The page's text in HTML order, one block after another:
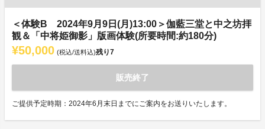
＜体験B 2024年9月9日(月)13:00＞伽藍三堂と中之坊拝
観＆「中将姫御影」版画体験(所要時間:約180分)
¥50,000 (税込/送料込)残り7
販売終了
ご提供予定時期：2024年6月末日までにご案内をお送りいたします。